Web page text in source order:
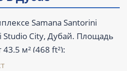
Samana Santorini
Studio City, Дубай. Площадь
м² (468 ft²):
комната, балкон и